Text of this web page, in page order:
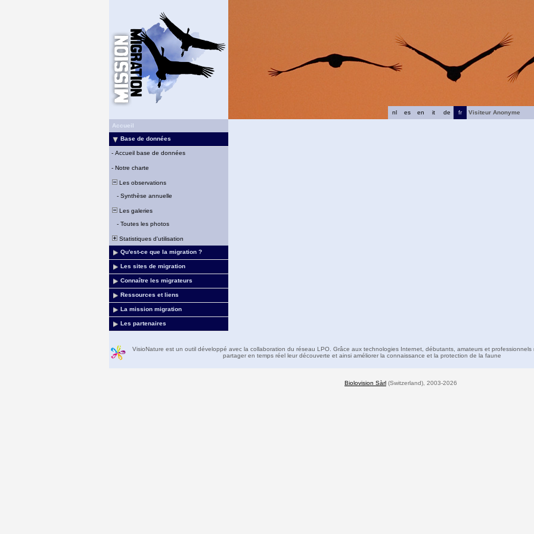
fr
de
it
en
es
nl
Visiteur Anonyme
Accueil
Base de données
- Accueil base de données
- Notre charte
Les observations
- Synthèse annuelle
Les galeries
- Toutes les photos
Statistiques d'utilisation
Qu'est-ce que la migration ?
Les sites de migration
Connaître les migrateurs
Ressources et liens
La mission migration
Les partenaires
VisioNature est un outil développé avec la collaboration du réseau LPO. Grâce aux technologies Internet, débutants, amateurs et professionnels
partager en temps réel leur découverte et ainsi améliorer la connaissance et la protection de la faune
Biolovision Sàrl (Switzerland), 2003-2026